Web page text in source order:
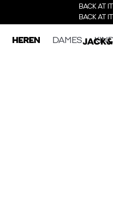
BACK AT
BACK AT
HEREN DAMES